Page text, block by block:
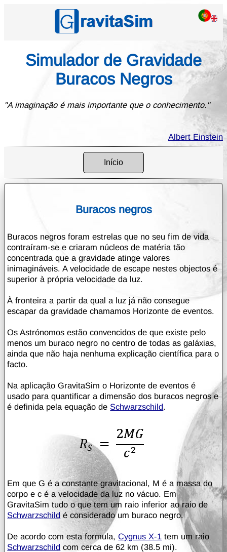
Simulador de Gravidade
Buracos Negros
"A imaginação é mais importante que o conhecimento."
Albert Einstein
Início
Buracos negros
Buracos negros foram estrelas que no seu fim de vida
contraíram-se e criaram núcleos de matéria tão
concentrada que a gravidade atinge valores
inimagináveis. A velocidade de escape nestes objectos é
superior à própria velocidade da luz.
À fronteira a partir da qual a luz já não consegue
escapar da gravidade chamamos Horizonte de eventos.
Os Astrónomos estão convencidos de que existe pelo
menos um buraco negro no centro de todas as galáxias,
ainda que não haja nenhuma explicação científica para o
facto.
Na aplicação GravitaSim o Horizonte de eventos é
usado para quantificar a dimensão dos buracos negros e
é definida pela equação de Schwarzschild.
Em que G é a constante gravitacional, M é a massa do
corpo e c é a velocidade da luz no vácuo. Em
GravitaSim tudo o que tem um raio inferior ao raio de
Schwarzschild é considerado um buraco negro.
De acordo com esta formula,Cygnus X-1 tem um raio
Schwarzschild com cerca de 62 km (38.5 mi).